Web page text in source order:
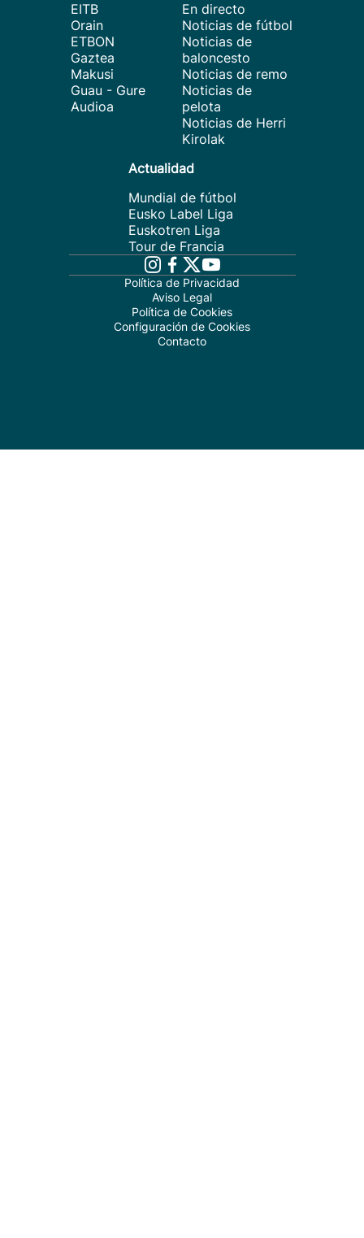
EITB
Orain
ETBON
Gaztea
Makusi
Guau - Gure
Audioa
En directo
Noticias de fútbol
Noticias de
baloncesto
Noticias de remo
Noticias de
pelota
Noticias de Herri
Kirolak
Actualidad
Mundial de fútbol
Eusko Label Liga
Euskotren Liga
Tour de Francia
Política de Privacidad
Aviso Legal
Política de Cookies
Configuración de Cookies
Contacto